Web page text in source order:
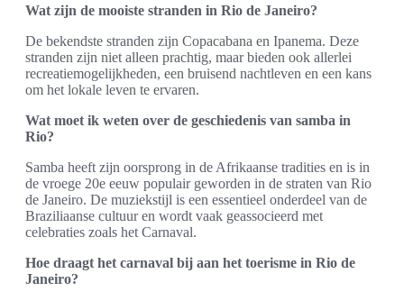
Wat zijn de mooiste stranden in Rio de Janeiro?
De bekendste stranden zijn Copacabana en Ipanema. Deze
stranden zijn niet alleen prachtig, maar bieden ook allerlei
recreatiemogelijkheden, een bruisend nachtleven en een kans
om het lokale leven te ervaren.
Wat moet ik weten over de geschiedenis van samba in
Rio?
Samba heeft zijn oorsprong in de Afrikaanse tradities en is in
de vroege 20e eeuw populair geworden in de straten van Rio
de Janeiro. De muziekstijl is een essentieel onderdeel van de
Braziliaanse cultuur en wordt vaak geassocieerd met
celebraties zoals het Carnaval.
Hoe draagt het carnaval bij aan het toerisme in Rio de
Janeiro?